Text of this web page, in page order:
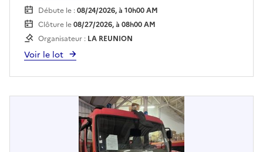
Débute le :08/24/2026, à 10h00 AM
Clôture le08/27/2026, à 08h00 AM
Organisateur : LA REUNION
Voir le lot